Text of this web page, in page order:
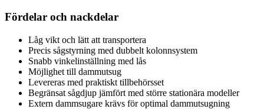
Fördelar och nackdelar
Låg vikt och lätt att transportera
Precis sågstyrning med dubbelt kolonnsystem
Snabb vinkelinställning med lås
Möjlighet till dammutsug
Levereras med praktiskt tillbehörsset
Begränsat sågdjup jämfört med större stationära modeller
Extern dammsugare krävs för optimal dammutsugning